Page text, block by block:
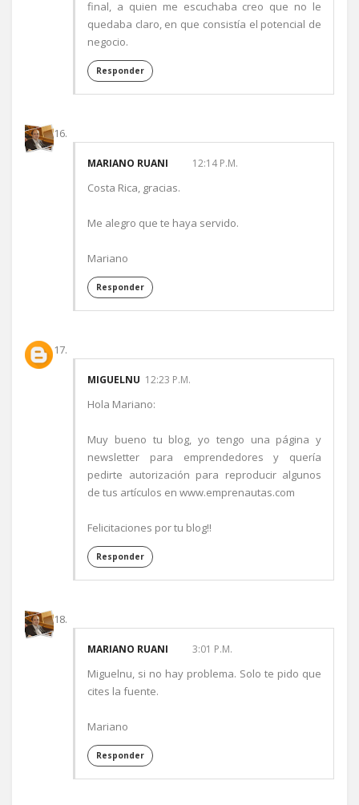
final, a quien me escuchaba creo que no le
quedaba claro, en que consistía el potencial de
negocio.
Responder
MARIANO RUANI 12:14 P.M.
Costa Rica, gracias.
Me alegro que te haya servido.
Mariano
Responder
MIGUELNU 12:23 P.M.
Hola Mariano:
Muy bueno tu blog, yo tengo una página y
newsletter para emprendedores y quería
pedirte autorización para reproducir algunos
de tus artículos en www.emprenautas.com
Felicitaciones por tu blog!!
Responder
MARIANO RUANI 3:01 P.M.
Miguelnu, si no hay problema. Solo te pido que
cites la fuente.
Mariano
Responder